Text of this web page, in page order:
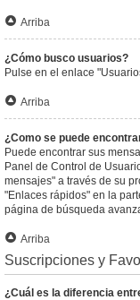
Arriba
¿Cómo busco usuarios?
Pulse en el enlace
Arriba
¿Como se puede
Puede encontrar sus
Panel de Control de
mensajes" a través de su
"Enlaces rápidos" en la
página de búsqueda
Arriba
Suscripciones y
¿Cuál es la diferencia